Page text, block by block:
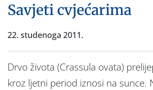
Savjeti cvjećarima
22. studenoga 2011.
Drvo života (Crassula ovata)
kroz ljetni period iznosi na sunce.